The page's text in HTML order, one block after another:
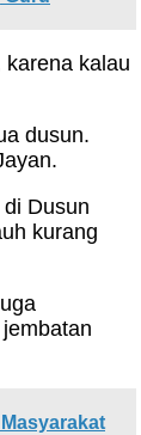
karena kalau
dusun.
Dusun
kurang